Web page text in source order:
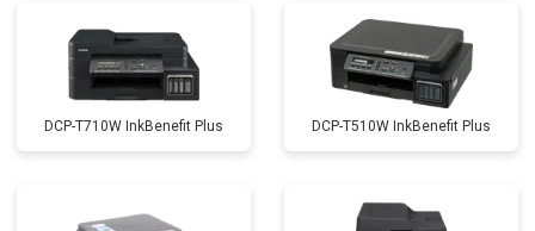
DCP-T710W InkBenefit Plus DCP-T510W InkBenefit Plus